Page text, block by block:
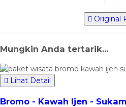
Original
Mungkin Anda tertarik...
Lihat Detail
Bromo - Kawah Ijen -